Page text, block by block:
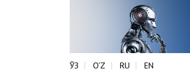
ЎЗ O‘Z RU EN